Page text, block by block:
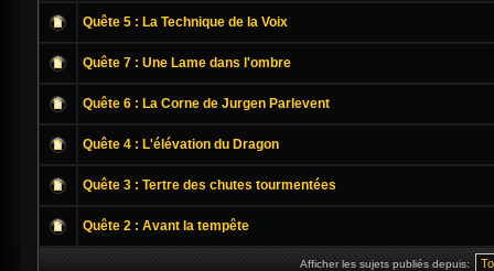
Quête 5 : La Technique de la Voix
Quête 7 : Une Lame dans l'ombre
Quête 6 : La Corne de Jurgen Parlevent
Quête 4 : L'élévation du Dragon
Quête 3 : Tertre des chutes tourmentées
Quête 2 : Avant la tempête
Afficher les sujets publiés depuis: